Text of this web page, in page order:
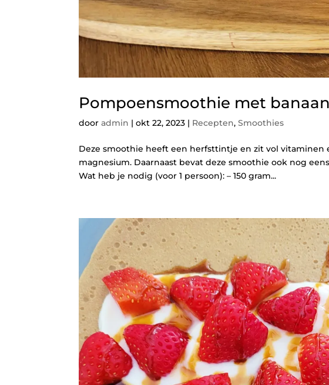
Pompoensmoothie met banaan
dooradmin |okt 22, 2023 | Recepten,Smoothies
Deze smoothie heeft een herfsttintje en zit vol vitaminen
magnesium. Daarnaast bevat deze smoothie ook nog
Wat heb je nodig (voor 1 persoon): – 150 gram...